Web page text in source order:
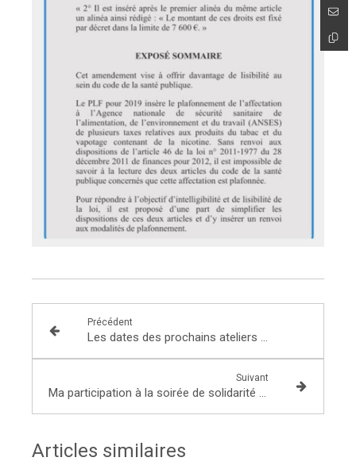
Précédent
Les dates des prochains ateliers « la concertation des projets pour les communes » 2018
Suivant
Ma participation à la soirée de solidarité de l’association Solidarité pour le développement équitable au Laos à Lognes
Articles similaires